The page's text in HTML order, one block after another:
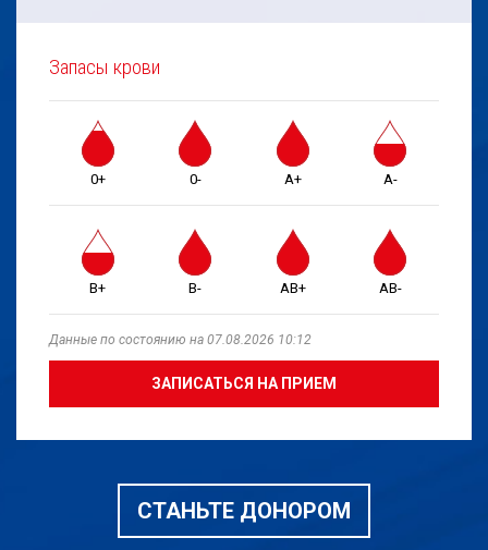
Запасы крови
0+ 0- A+ A-
B+ B- AB+ AB-
Данные по состоянию на 07.08.2026 10:12
ЗАПИСАТЬСЯ НА ПРИЕМ
СТАНЬТЕ ДОНОРОМ